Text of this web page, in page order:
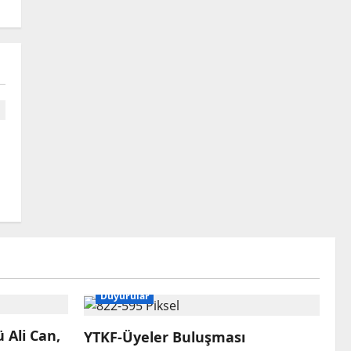
Ali Can,
Duyurular
YTKF-Üyeler Buluşması